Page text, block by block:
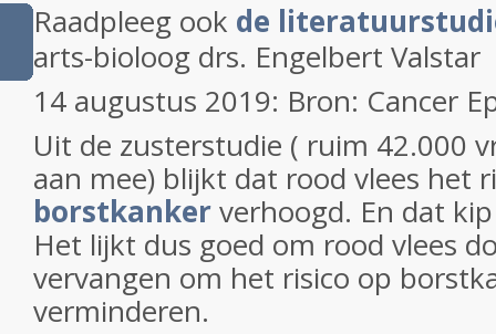
Raadpleeg ook de
arts-bioloog drs. Engelbert Valstar
14 augustus 2019: Bron: Cancer
Uit de zusterstudie ( ruim 42.000
aan mee) blijkt dat rood vlees het
borstkankerverhoogd. En dat
Het lijkt dus goed om rood vlees
vervangen om het risico op
verminderen.